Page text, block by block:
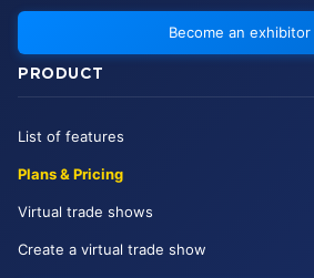
Become an exhibitor
PRODUCT
List of features
Plans & Pricing
Virtual trade shows
Create a virtual trade show